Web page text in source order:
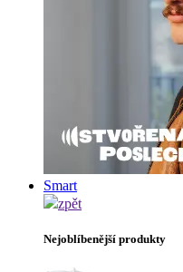
Smart
zpět
Nejoblíbenější produkty